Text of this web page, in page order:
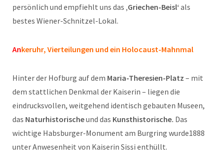
persönlich und empfiehlt uns das ‚Griechen-Beisl‘ als
bestes Wiener-Schnitzel-Lokal.
Ankeruhr, Vierteilungen und ein Holocaust-Mahnmal
Hinter der Hofburg auf dem Maria-Theresien-Platz – mit
dem stattlichen Denkmal der Kaiserin – liegen die
eindrucksvollen, weitgehend identisch gebauten Museen,
das Naturhistorischeund das Kunsthistorische. Das
wichtige Habsburger-Monument am Burgring wurde1888
unter Anwesenheit von Kaiserin Sissi enthüllt.